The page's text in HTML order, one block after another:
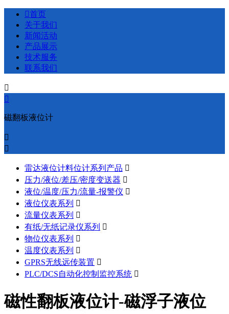
首页
关于我们
新闻活动
产品展示
技术服务
联系我们


磁翻板液位计


雷达液位计料位计系列产品 
压力/液位/差压/密度变送器 
液位/温度/压力/流量-报警仪 
液位仪表系列 
流量仪表系列 
有纸/无纸记录仪系列 
物位仪表系列 
温度仪表系列 
GPRS无线远传装置 
PLC/DCS自动化控制监控系统 
磁性翻板液位计-磁浮子液位